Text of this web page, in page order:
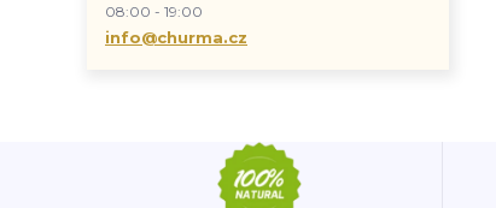
08:00 - 19:00
info@churma.cz